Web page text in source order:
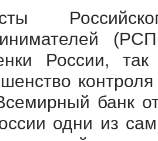
России,
банк
одни из